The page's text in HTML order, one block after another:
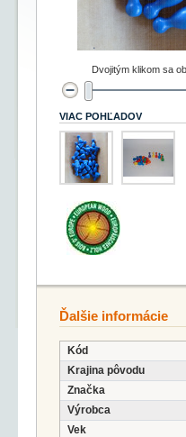
Dvojitým klikom sa
VIAC POHĽADOV
Ďalšie informácie
Kód
Krajina pôvodu
Značka
Výrobca
Vek